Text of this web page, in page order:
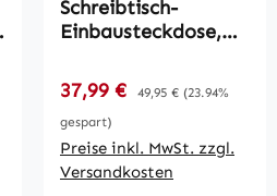
Schreibtisch-
Einbausteckdose,
versenkbar,
Edelstahl, 3x
Steckd,USB A+C
Verkaufspreis:
37,99 € Regulärer Preis:
49,95 € (23.94%
gespart)
Preise inkl. MwSt. zzgl.
Versandkosten